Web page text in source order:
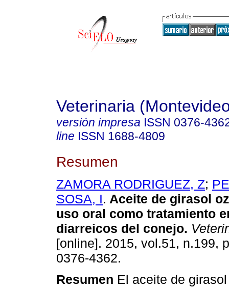
Veterinaria
versión impresa ISSN 0376-
line ISSN 1688-4809
Resumen
ZAMORA RODRIGUEZ, Z;
SOSA, I. Aceite de girasol
uso oral como tratamiento
diarreicos del conejo.
[online]. 2015, vol.51, n.199,
0376-4362.
Resumen El aceite de